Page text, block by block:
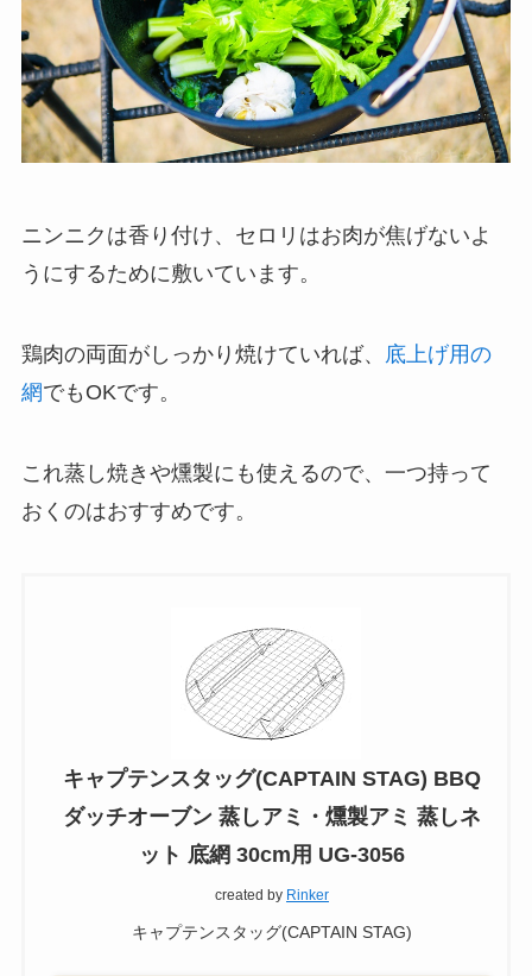
ニンニクは香り付け、セロリはお肉が焦げないよ
うにするために敷いています。
鶏肉の両面がしっかり焼けていれば、 底上げ用の
網でもOKです。
これ蒸し焼きや燻製にも使えるので、一つ持って
おくのはおすすめです。
キャプテンスタッグ(CAPTAIN STAG) BBQ
ダッチオーブン 蒸しアミ・燻製アミ 蒸しネ
ット 底網 30cm用 UG-3056
created by Rinker
キャプテンスタッグ(CAPTAIN STAG)